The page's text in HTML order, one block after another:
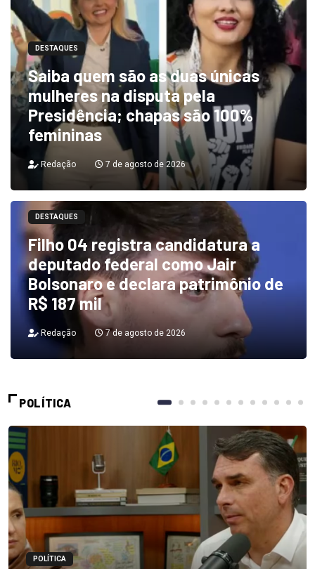
DESTAQUES
Saiba quem são as duas únicas
mulheres na disputa pela
Presidência; chapas são 100%
femininas
Redação 7 de agosto de 2026
DESTAQUES
Filho 04 registra candidatura a
deputado federal como Jair
Bolsonaro e declara patrimônio de
R$ 187 mil
Redação 7 de agosto de 2026
POLÍTICA
POLÍTICA